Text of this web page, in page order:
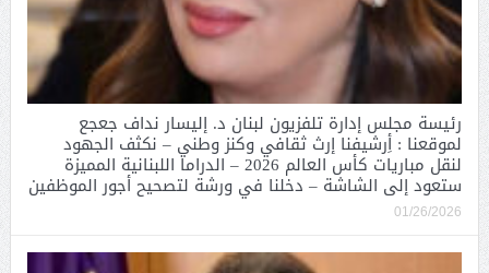
رئيسة مجلس إدارة تلفزيون لبنان د. إليسار نداف جعجع
لموقعنا : أِرشيفنا إرث ثقافي وكنز وطني – نكثف الجهود
لنقل مباريات كأس العالم 2026 – الدراما اللبنانية المميزة
ستعود إلى الشاشة – دخلنا في ورشة لتصحيح أجور الموظفين
01/26/2026